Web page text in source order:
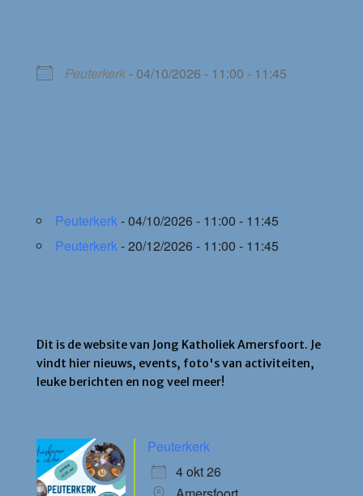
Peuterkerk- 04/10/2026 - 11:00 - 11:45
Peuterkerk- 04/10/2026 - 11:00 - 11:45
Peuterkerk- 20/12/2026 - 11:00 - 11:45
Dit is de website van Jong Katholiek Amersfoort. Je
vindt hier nieuws, events, foto's van activiteiten,
leuke berichten en nog veel meer!
Peuterkerk
4 okt 26